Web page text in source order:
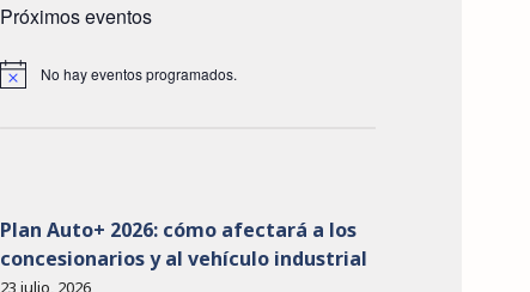
Próximos eventos
No hay eventos programados.
Plan Auto+ 2026: cómo afectará a los
concesionarios y al vehículo industrial
23 julio, 2026